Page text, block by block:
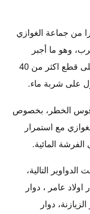
الشكايات فإن 14 دوارا من جماعة الغوازي
وهو ما أجبر
المئات من ساكنة هذه الدواوير على قطع اكثر من 40
على شربة ماء.
الخطر، بخصوص
مع استمرار
الفرشة المائية.
التالية،
اولاد عامر ، دوار
دوار